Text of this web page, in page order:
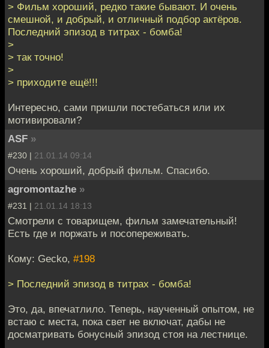
> Фильм хороший, редко такие бывают. И очень
смешной, и добрый, и отличный подбор актёров.
Последний эпизод в титрах - бомба!
>
> так точно!
>
> приходите ещё!!!
Интересно, сами пришли постебаться или их
мотивировали?
ASF »
#230 | 21.01.14 09:14
Очень хороший, добрый фильм. Спасибо.
agromontazhe »
#231 | 21.01.14 18:13
Смотрели с товарищем, фильм замечательный!
Есть где и поржать и посопереживать.
Кому: Gecko, #198
> Последний эпизод в титрах - бомба!
Это, да, впечатлило. Теперь, наученный опытом, не
встаю с места, пока свет не включат, дабы не
досматривать бонусный эпизод стоя на лестнице.